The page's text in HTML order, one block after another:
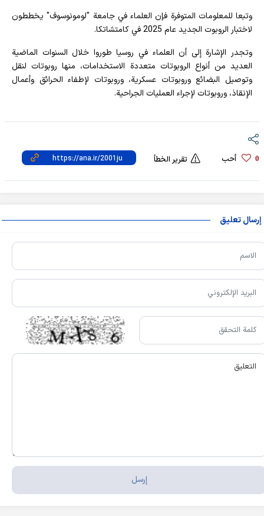
وتبعا للمعلومات المتوفرة فإن العلماء في جامعة "لومونوسوف" يخططون
لاختبار الروبوت الجديد عام 2025 في كامتشاتكا.
وتجدر الإشارة إلى أن العلماء في روسيا طوروا خلال السنوات الماضية
العديد من أنواع الروبوتات متعددة الاستخدامات، منها روبوتات لنقل
وتوصيل البضائع وروبوتات عسكرية، وروبوتات لإطفاء الحرائق وأعمال
الإنقاذ، وروبوتات لإجراء العمليات الجراحية.
0 أحب تقرير الخطأ
إرسال تعليق